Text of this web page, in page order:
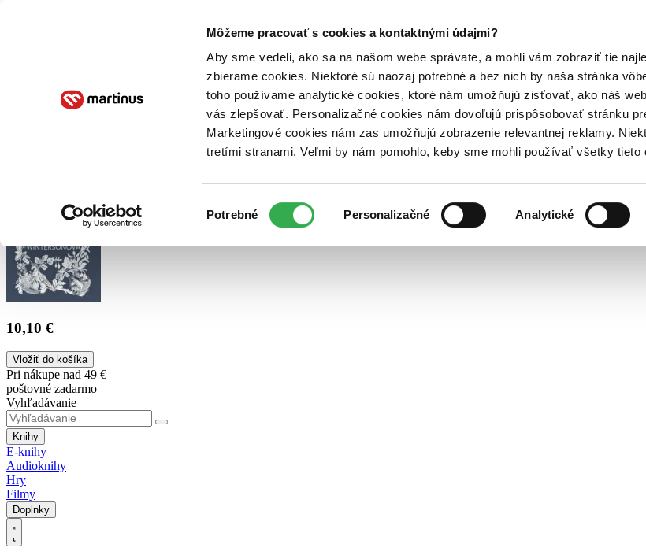
Môžeme pracovať s cookies a kontaktnými údajmi?
Aby sme vedeli, ako sa na našom webe správate, a mohli vám zobraziť tie
zbierame cookies. Niektoré sú naozaj potrebné a bez nich by naša stránka
toho používame analytické cookies, ktoré nám umožňujú zisťovať, ako náš
vás zlepšovať. Personalizačné cookies nám dovoľujú prispôsobovať stránku
Marketingové cookies nám zas umožňujú zobrazenie relevantnej reklamy.
tretími stranami. Veľmi by nám pomohlo, keby sme mohli používať všetky tieto
súhlasu
Potrebné Personalizačné Analytické
Poukážky Kontakt
10,10 €
Vložiť do košíka
Pri nákupe nad 49 €
poštovné zadarmo
Vyhľadávanie
Knihy
E-knihy
Audioknihy
Hry
Filmy
Doplnky